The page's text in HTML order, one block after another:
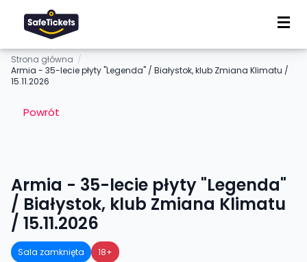
Strona główna /
Armia - 35-lecie płyty "Legenda" / Białystok, klub Zmiana Klimatu /
15.11.2026
Powrót
Armia - 35-lecie płyty "Legenda"
/ Białystok, klub Zmiana Klimatu
/ 15.11.2026
Sala zamknięta 18+